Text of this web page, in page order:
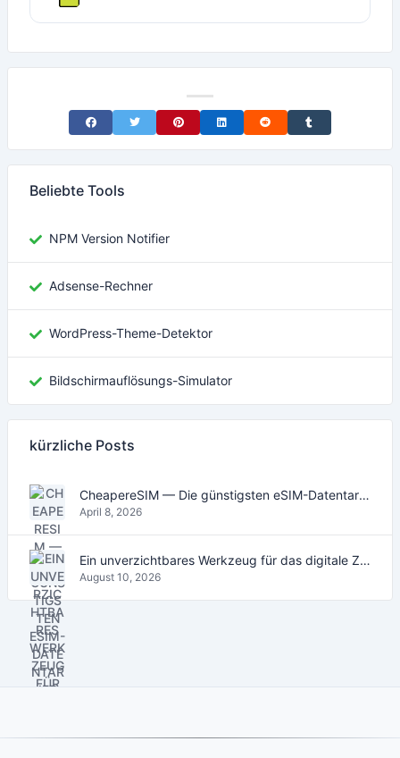
Share on Facebook
Share on TwitterShare on Pinterest
Share on LinkedIn
Share on RedditShare on Tumblr
Beliebte Tools
NPM Version Notifier
Adsense-Rechner
WordPress-Theme-Detektor
Bildschirmauflösungs-Simulator
kürzliche Posts
CheapereSIM — Die günstigsten eSIM-Datentarife für Reisen 2026
April 8, 2026
Ein unverzichtbares Werkzeug für das digitale Zeitalter
August 10, 2026